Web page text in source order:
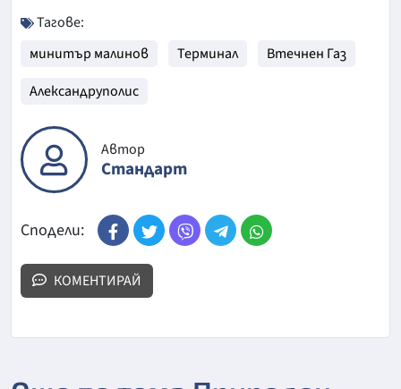
Тагове:
минитър малинов
Терминал
Втечнен Газ
Александруполис
Автор
Стандарт
Сподели:
КОМЕНТИРАЙ